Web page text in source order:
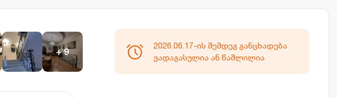
+9
2026.06.17-ის შემდეგ განცხადება
ვადაგასულია ან წაშლილია